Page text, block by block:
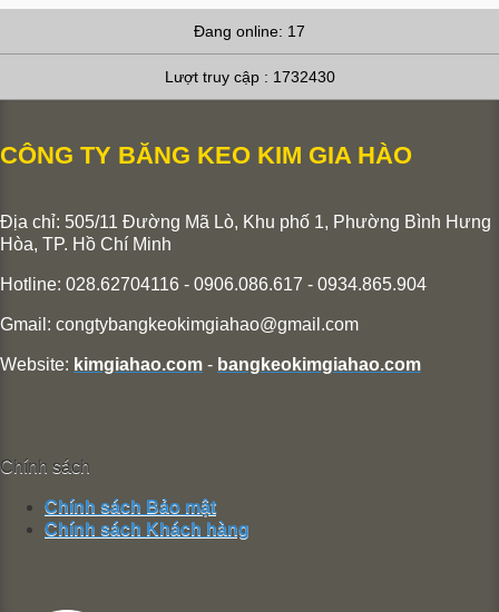
Đang online: 17
Lượt truy cập : 1732430
CÔNG TY BĂNG KEO KIM GIA HÀO
Địa chỉ: 505/11 Đường Mã Lò, Khu phố 1, Phường Bình Hưng
Hòa, TP. Hồ Chí Minh
Hotline: 028.62704116 - 0906.086.617 - 0934.865.904
Gmail: congtybangkeokimgiahao@gmail.com
Website: kimgiahao.com - bangkeokimgiahao.com
Chính sách
Chính sách Bảo mật
Chính sách Khách hàng